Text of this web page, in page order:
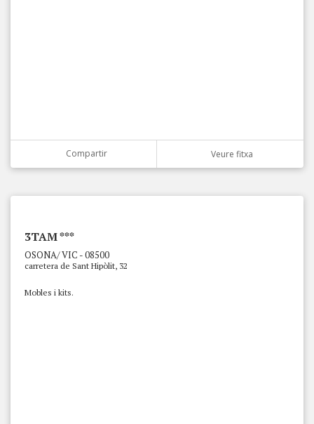
Compartir Veure fitxa
3TAM ***
OSONA/ VIC - 08500
carretera de Sant Hipòlit, 32
Mobles i kits.